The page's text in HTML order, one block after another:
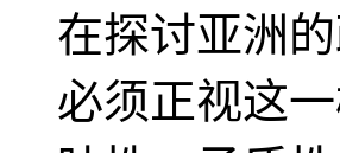
在探讨亚洲
必须正视这